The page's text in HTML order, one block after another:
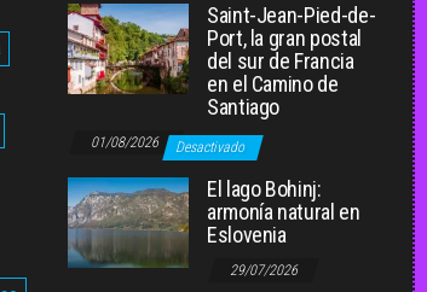
Saint-Jean-Pied-de-
Port, la gran postal
del sur de Francia
en el Camino de
Santiago
01/08/2026 Desactivado
El lago Bohinj:
armonía natural en
Eslovenia
29/07/2026